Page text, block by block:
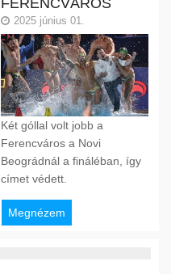
2025 június 01.
Két góllal volt jobb a
Ferencváros a Novi
Beográdnál a fináléban, így
címet védett.
Megnézem